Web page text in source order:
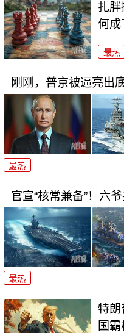
扎胖
何成
最热
刚刚，普京被逼亮出
最热
官宣“核常兼备”！六
最热
特朗
国